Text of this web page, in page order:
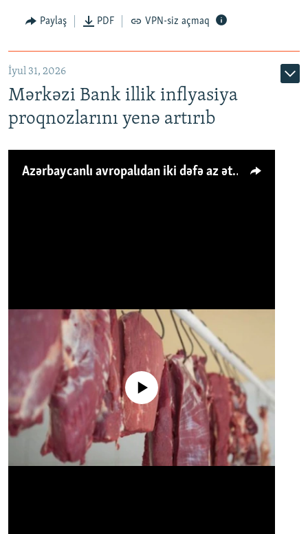
Paylaş PDF VPN-siz açmaq
İyul 31, 2026
Mərkəzi Bank illik inflyasiya
proqnozlarını yenə artırıb
Azərbaycanlı avropalıdan iki dəfə az ət yeyir, amma... 'Qiymət artımı qaçılmazdır'
No media source currently available